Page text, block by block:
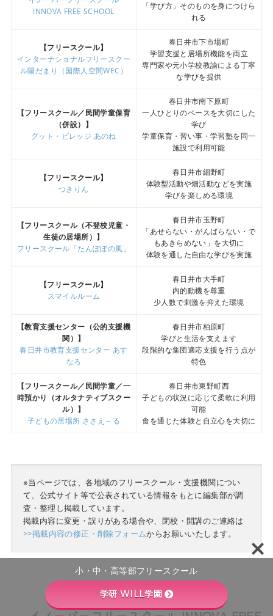
INNOVA FREE SCHOOL
「学び方」そのものを身につけら
れる
【フリースクール】
インターナショナルフリースクー
ル陽だまり（国際人空間WEC）
春日井市下市場町
学習支援と居場所機能を両立
専門家や元小学校教諭による丁寧
な学びを提供
【フリースクール／民間学童保育
（併設）】
グット・ビレッジ あのね
春日井市南下原町
一人ひとりのペースを大切にした
学び
学童保育・習い事・学習塾を同一
施設で利用可能
【フリースクール】
つきりん
春日井市細野町
体験型活動や畑活動などを実施
学びを楽しめる環境
【フリースクール（不登校児童・
生徒の居場所）】
フリースクール「たんぽぽの風」
春日井市玉野町
「あせらない・がんばらない・で
もあきらめない」を大切に
体験を通した自由な学びを実施
【フリースクール】
スマイルルーム
春日井市大手町
内的動機を尊重
少人数で刺激を抑えた環境
【教育支援センター（公的支援機
関）】
春日井市教育支援センター あす
なろ
春日井市柏原町
学びと生活を支えます
段階的な集団適応支援を行う点が
特色
【フリースクール／民間学童／一
時預かり（オルタナティブスクー
ル）】
子どもの居場所 ささえ～る
春日井市東野町西
子どもの状況に応じて柔軟に利用
可能
食を通じた体験と自立心を大切に
※当ページでは、各地域のフリースクール・支援機関につい
て、公式サイト等で公表されている情報をもとに編集部が調
査・整理し掲載しています。
掲載内容に変更・誤りがある場合や、閉校・開講のご連絡は
>>掲載内容の修正・削除フォームからお願いいたします。
小・中・高等部フリースクール
学研 WILL学園